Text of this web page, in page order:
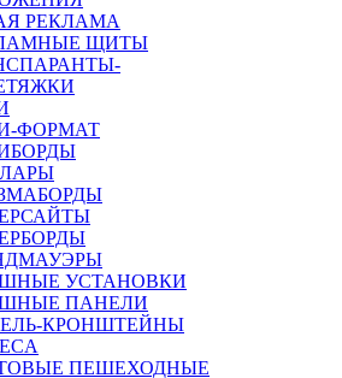
РЕКЛАМА
ЩИТЫ
ФОРМАТ
УСТАНОВКИ
ПАНЕЛИ
КРОНШТЕЙНЫ
ПЕШЕХОДНЫЕ